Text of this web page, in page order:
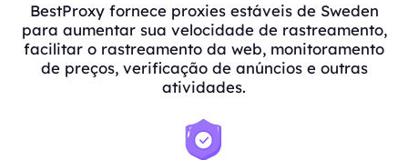
BestProxy fornece proxies estáveis de Sweden
para aumentar sua velocidade de rastreamento,
facilitar o rastreamento da web, monitoramento
de preços, verificação de anúncios e outras
atividades.